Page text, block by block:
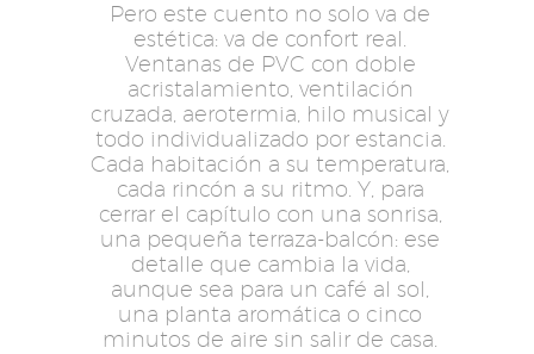
Pero este cuento no solo va de
estética: va de confort real.
Ventanas de PVC con doble
acristalamiento, ventilación
cruzada, aerotermia, hilo musical y
todo individualizado por estancia.
Cada habitación a su temperatura,
cada rincón a su ritmo. Y, para
cerrar el capítulo con una sonrisa,
una pequeña terraza-balcón: ese
detalle que cambia la vida,
aunque sea para un café al sol,
una planta aromática o cinco
minutos de aire sin salir de casa.